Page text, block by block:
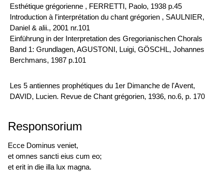
Esthétique grégorienne , FERRETTI, Paolo, 1938 p.45
Introduction à l'interprétation du chant grégorien , SAULNIER,
Daniel & alii., 2001 nr.101
Einführung in der Interpretation des Gregorianischen Chorals
Band 1: Grundlagen, AGUSTONI, Luigi, GÖSCHL, Johannes
Berchmans, 1987 p.101
Les 5 antiennes prophétiques du 1er Dimanche de l'Avent,
DAVID, Lucien. Revue de Chant grégorien, 1936, no.6, p. 170
Responsorium
Ecce Dominus veniet,
et omnes sancti eius cum eo;
et erit in die illa lux magna.